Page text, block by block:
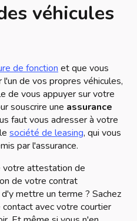
véhicules
de fonction et que vous
de vos propres véhicules,
de vous appuyer sur votre
souscrire une assurance
faut vous adresser à votre
société de leasing, qui vous
par l'assurance.
votre attestation de
de votre contrat
mettre un terme ? Sachez
avec votre courtier